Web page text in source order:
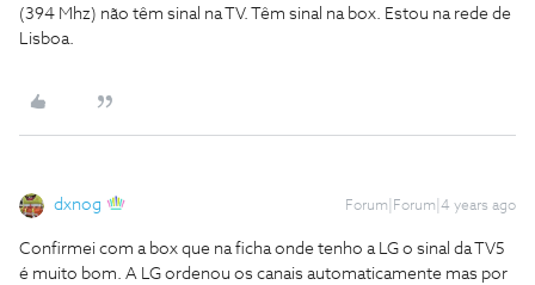
(394 Mhz) não têm sinal na TV. Têm sinal na box. Estou na rede de
Lisboa.
dxnog Forum|Forum|4 years ago
Confirmei com a box que na ficha onde tenho a LG o sinal da TV5
é muito bom. A LG ordenou os canais automaticamente mas por